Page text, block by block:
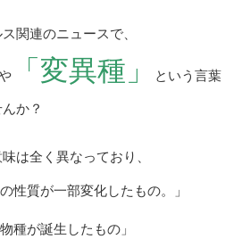
関連のニュースで、
「変異種」 という言葉
か？
は全く異なっており、
性質が一部変化したもの。」
種が誕生したもの」